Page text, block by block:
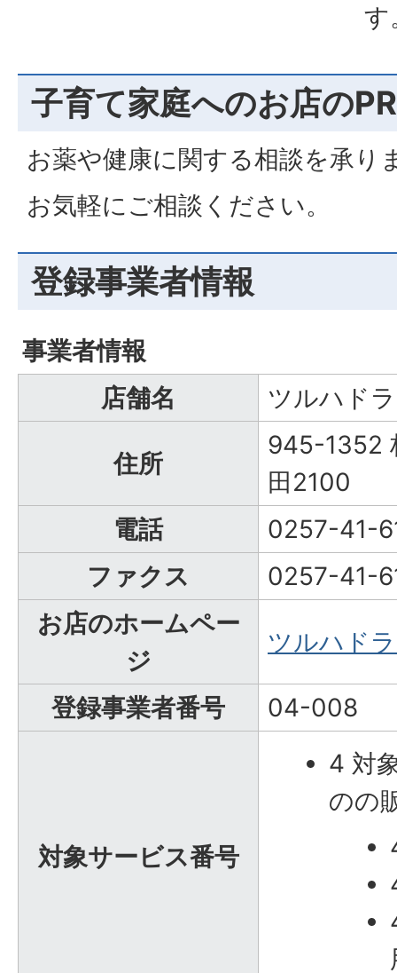
す
子育て家庭へのお店のPR
お薬や健康に関する相談を承り
お気軽にご相談ください。
登録事業者情報
事業者情報
店舗名
ツルハド
住所
945-1352
田2100
電話
0257-41-
ファクス
0257-41-
お店のホームペー
ジ
ツルハド
登録事業者番号 04-008
対象サービス番号
4 対
のの